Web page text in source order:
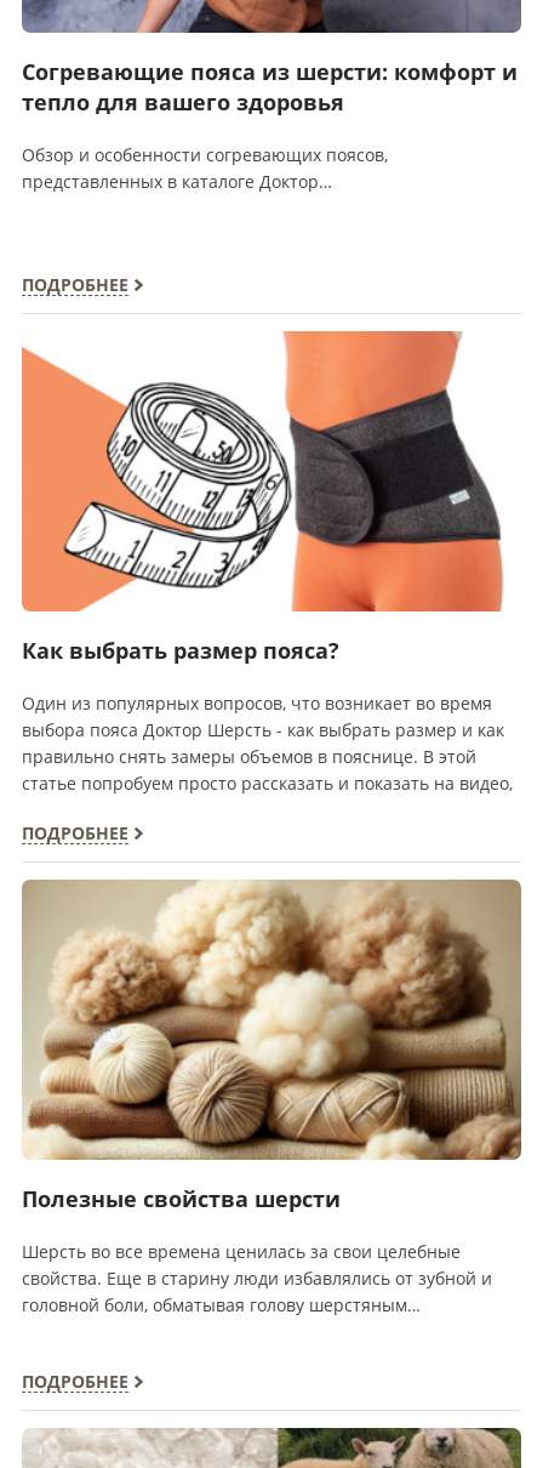
Согревающие пояса из шерсти: комфорт и
тепло для вашего здоровья
Обзор и особенности согревающих поясов,
представленных в каталоге Доктор…
ПОДРОБНЕЕ
Как выбрать размер пояса?
Один из популярных вопросов, что возникает во время
выбора пояса Доктор Шерсть - как выбрать размер и как
правильно снять замеры объемов в пояснице. В этой
статье попробуем просто рассказать и показать на видео,
ПОДРОБНЕЕ
Полезные свойства шерсти
Шерсть во все времена ценилась за свои целебные
свойства. Еще в старину люди избавлялись от зубной и
головной боли, обматывая голову шерстяным…
ПОДРОБНЕЕ